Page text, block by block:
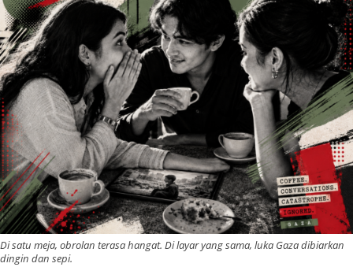
Di satu meja, obrolan terasa hangat. Di layar yang sama, luka Gaza dibiarkan
dingin dan sepi.